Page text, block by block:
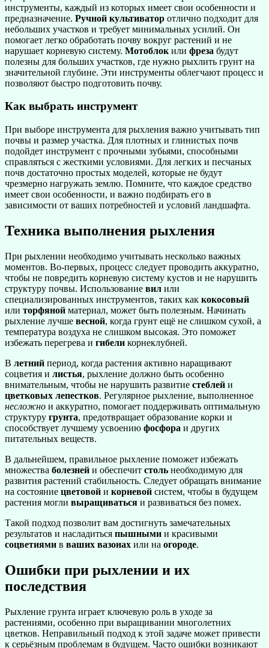
инструменты, каждый из которых имеет свои особенности и
предназначение. Ручной культиватор отлично подходит для
небольших участков и требует минимальных усилий. Он
помогает легко обработать почву вокруг растений и не
нарушает корневую систему. Мотоблок или фреза будут
полезны для больших участков, где нужно рыхлить грунт на
значительной глубине. Эти инструменты облегчают процесс и
позволяют быстро подготовить почву.
Как выбрать инструмент
При выборе инструмента для рыхления важно учитывать тип
почвы и размер участка. Для плотных и глинистых почв
подойдет инструмент с прочными зубьями, способными
справляться с жесткими условиями. Для легких и песчаных
почв достаточно простых моделей, которые не будут
чрезмерно нагружать землю. Помните, что каждое средство
имеет свои особенности, и важно подбирать его в
зависимости от ваших потребностей и условий ландшафта.
Техника выполнения рыхления
При рыхлении необходимо учитывать несколько важных
моментов. Во-первых, процесс следует проводить аккуратно,
чтобы не повредить корневую систему кустов и не нарушить
структуру почвы. Использование вил или
специализированных инструментов, таких как кокосовый
или торфяной материал, может быть полезным. Начинать
рыхление лучше весной, когда грунт ещё не слишком сухой, а
температура воздуха не слишком высокая. Это поможет
избежать перегрева и гибели корнеклубней.
В летний период, когда растения активно наращивают
соцветия и листья, рыхление должно быть особенно
внимательным, чтобы не нарушить развитие стеблей и
цветковых лепестков. Регулярное рыхление, выполненное
несложно и аккуратно, помогает поддерживать оптимальную
структуру грунта, предотвращает образование корки и
способствует лучшему усвоению фосфора и других
питательных веществ.
В дальнейшем, правильное рыхление поможет избежать
множества болезней и обеспечит столь необходимую для
развития растений стабильность. Следует обращать внимание
на состояние цветовой и корневой систем, чтобы в будущем
растения могли выращиваться и развиваться без помех.
Такой подход позволит вам достигнуть замечательных
результатов и насладиться пышными и красивыми
соцветиями в ваших вазонах или на огороде.
Ошибки при рыхлении и их
последствия
Рыхление грунта играет ключевую роль в уходе за
растениями, особенно при выращивании многолетних
цветков. Неправильный подход к этой задаче может привести
к серьёзным проблемам в будущем. Часто ошибки возникают